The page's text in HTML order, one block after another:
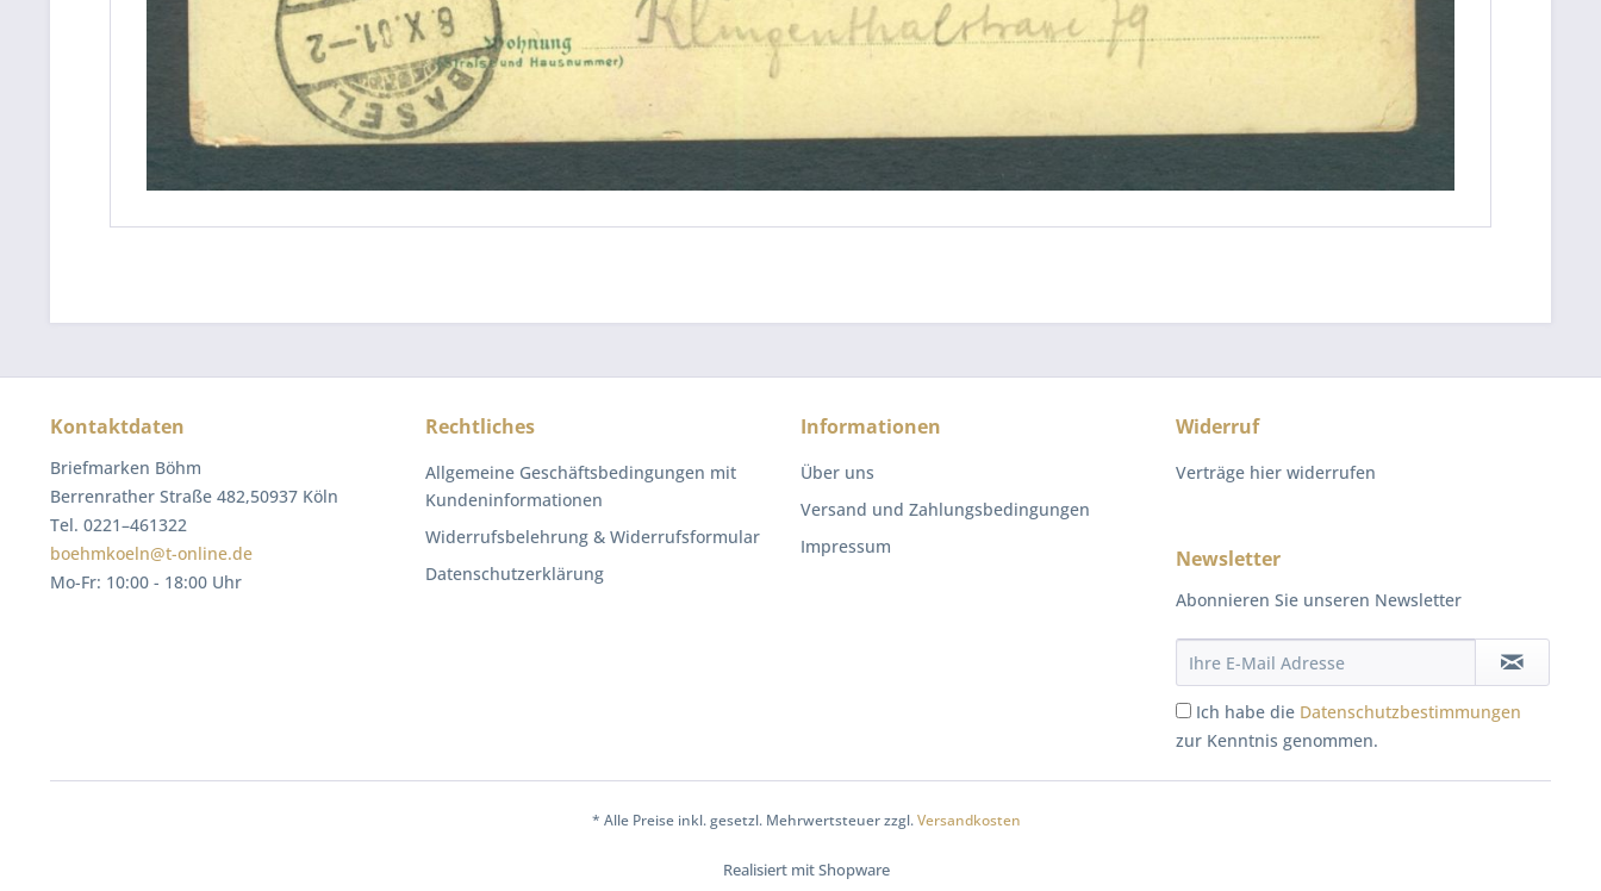
Kontaktdaten
Briefmarken Böhm
Berrenrather Straße 482,50937 Köln
Tel. 0221–461322
boehmkoeln@t-online.de
Mo-Fr: 10:00 - 18:00 Uhr
Rechtliches
Allgemeine Geschäftsbedingungen mit
Kundeninformationen
Widerrufsbelehrung & Widerrufsformular
Datenschutzerklärung
Informationen
Über uns
Versand und Zahlungsbedingungen
Impressum
Widerruf
Verträge hier widerrufen
Newsletter
Abonnieren Sie unseren Newsletter
Ich habe die Datenschutzbestimmungen
zur Kenntnis genommen.
* Alle Preise inkl. gesetzl. Mehrwertsteuer zzgl.Versandkosten
Realisiert mit Shopware